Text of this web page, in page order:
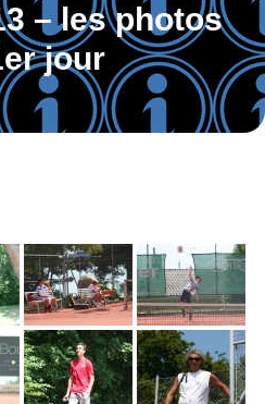
– les photos
jour